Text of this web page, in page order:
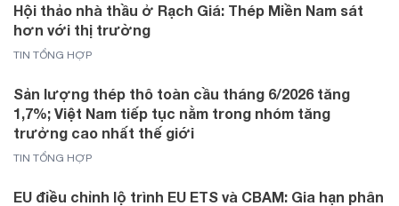
Hội thảo nhà thầu ở Rạch Giá: Thép Miền Nam sát
hơn với thị trường
TIN TỔNG HỢP
Sản lượng thép thô toàn cầu tháng 6/2026 tăng
1,7%; Việt Nam tiếp tục nằm trong nhóm tăng
trưởng cao nhất thế giới
TIN TỔNG HỢP
EU điều chỉnh lộ trình EU ETS và CBAM: Gia hạn phân